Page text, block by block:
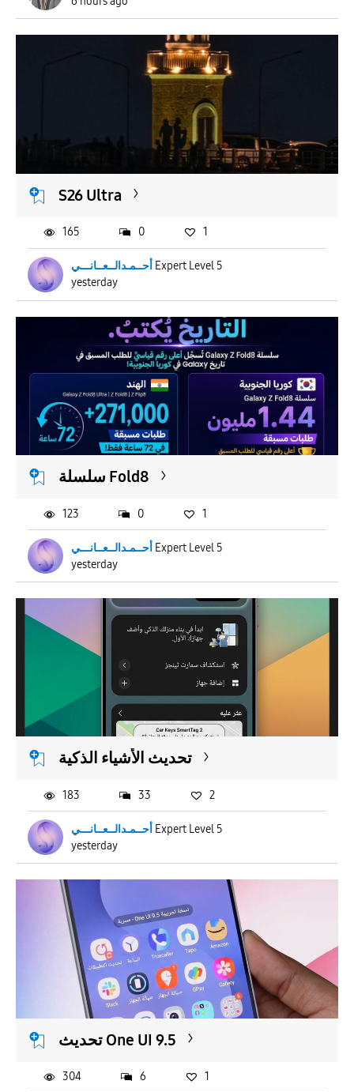
S26 Ultra
أحــمـدالــعــانـــي Expert Level 5
yesterday
165 0 1
سلسلة Fold8
أحــمـدالــعــانـــي Expert Level 5
yesterday
123 0 1
تحديث الأشياء الذكية
أحــمـدالــعــانـــي Expert Level 5
yesterday
183 33 2
تحديث One UI 9.5
304 6 1